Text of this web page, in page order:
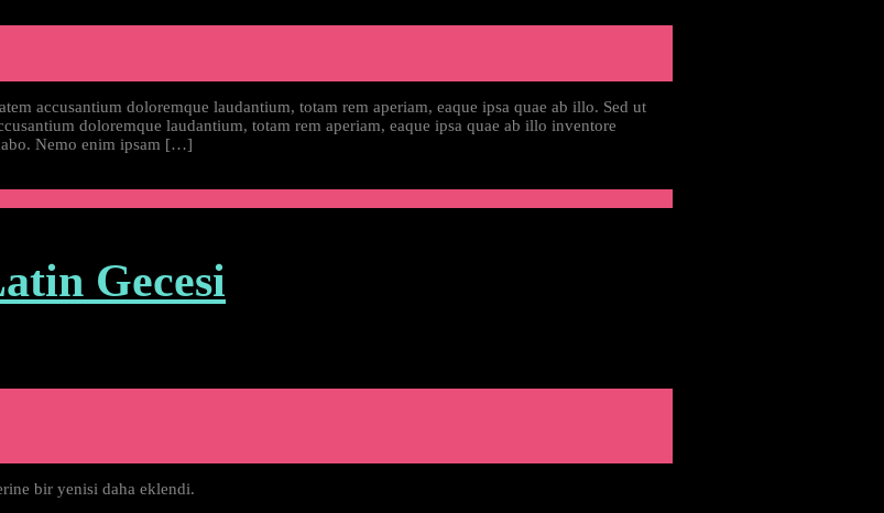
accusantium doloremque laudantium, totam rem aperiam, eaque ipsa quae ab illo. Sed ut
doloremque laudantium, totam rem aperiam, eaque ipsa quae ab illo inventore
Nemo enim ipsam […]
Gecesi
bir yenisi daha eklendi.